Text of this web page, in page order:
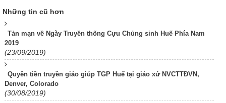
Những tin cũ hơn
Tản mạn về Ngày Truyền thống Cựu Chủng sinh Huế Phía Nam
2019
(23/09/2019)
Quyên tiền truyền giáo giúp TGP Huế tại giáo xứ NVCTTĐVN,
Denver, Colorado
(30/08/2019)